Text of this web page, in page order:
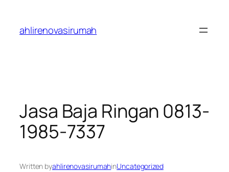
content
ahlirenovasirumah
Jasa Baja Ringan 0813-
1985-7337
Written byahlirenovasirumahinUncategorized